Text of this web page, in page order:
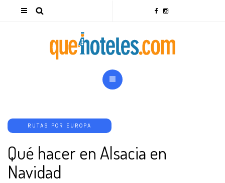
RUTAS POR EUROPA
Qué hacer en Alsacia en
Navidad